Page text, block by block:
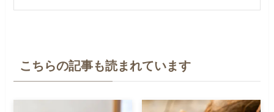
こちらの記事も読まれています